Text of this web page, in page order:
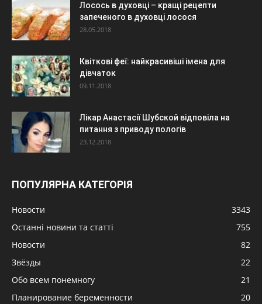
Лосось в духовці – кращі рецепти
запеченого в духовці лосося
28.05.2018
Квіткові феї: найкрасивіші імена для
дівчаток
09.11.2018
Лікар Анастасії Шубской відповіла на
питання з приводу пологів
23.12.2018
ПОПУЛЯРНА КАТЕГОРІЯ
Новости
3343
Останні новини та статті
755
Новости
82
Звёзды
22
Обо всем понемногу
21
Планирование беременности
20